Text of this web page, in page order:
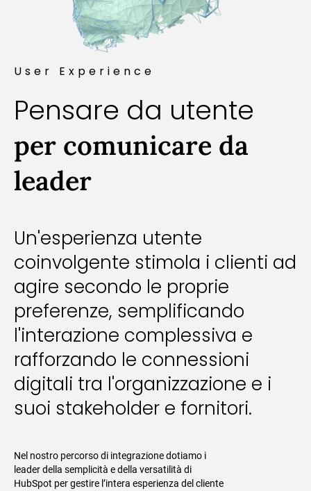
User Experience
Pensare da utente
per comunicare da
leader
Un'esperienza utente
coinvolgente stimola i clienti ad
agire secondo le proprie
preferenze, semplificando
l'interazione complessiva e
rafforzando le connessioni
digitali tra l'organizzazione e i
suoi stakeholder e fornitori.
Nel nostro percorso di integrazione dotiamo i
leader della semplicità e della versatilità di
HubSpot per gestire l’intera esperienza del cliente